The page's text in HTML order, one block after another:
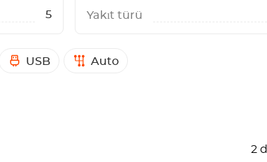
5 Yakıt türü
USB Auto
2